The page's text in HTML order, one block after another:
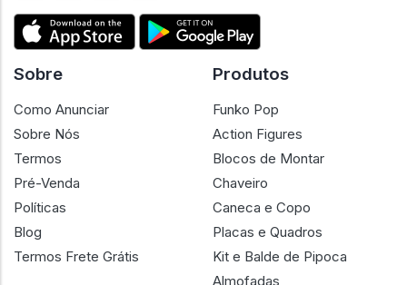
Sobre
Como Anunciar
Sobre Nós
Termos
Pré-Venda
Políticas
Blog
Termos Frete Grátis
Produtos
Funko Pop
Action Figures
Blocos de Montar
Chaveiro
Caneca e Copo
Placas e Quadros
Kit e Balde de Pipoca
Almofadas